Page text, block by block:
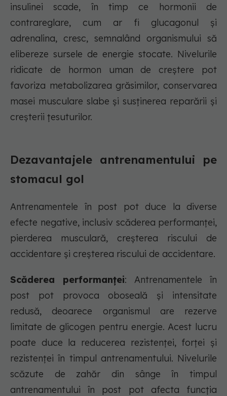
insulinei scade, în timp ce hormonii de
contrareglare, cum ar fi glucagonul și
adrenalina, cresc, semnalând organismului să
elibereze sursele de energie stocate. Nivelurile
ridicate de hormon uman de creștere pot
favoriza metabolizarea grăsimilor, conservarea
masei musculare slabe și susținerea reparării și
creșterii țesuturilor.
Dezavantajele antrenamentului pe
stomacul gol
Antrenamentele în post pot duce la diverse
efecte negative, inclusiv scăderea performanței,
pierderea musculară, creșterea riscului de
accidentare și creșterea riscului de accidentare.
Scăderea performanței: Antrenamentele în
post pot provoca oboseală și intensitate
redusă, deoarece organismul are rezerve
limitate de glicogen pentru energie. Acest lucru
poate duce la reducerea rezistenței, forței și
rezistenței în timpul antrenamentului. Nivelurile
scăzute de zahăr din sânge în timpul
antrenamentului în post pot afecta funcția